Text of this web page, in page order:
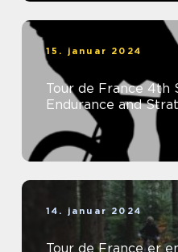
15. januar 2024
Tour de France 4th
Endurance and
14. januar 2024
Tour de France er